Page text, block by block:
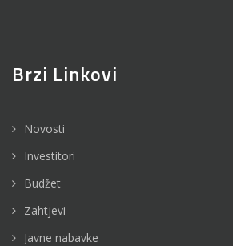
Brzi Linkovi
Novosti
Investitori
Budžet
Zahtjevi
Javne nabavke